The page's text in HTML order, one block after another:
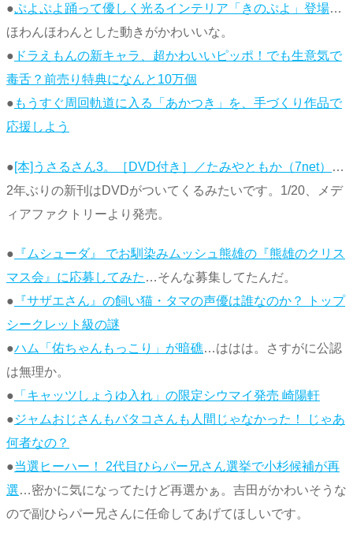
●ぷよぷよ踊って優しく光るインテリア「きのぷよ」登場…
ほわんほわんとした動きがかわいいな。
● ドラえもんの新キャラ、超かわいいピッポ！でも生意気で
毒舌？前売り特典になんと10万個
● もうすぐ周回軌道に入る「あかつき」を、手づくり作品で
応援しよう
●[本]うさるさん3。［DVD付き］／たみやともか（7net）
…
2年ぶりの新刊はDVDがついてくるみたいです。1/20、メデ
ィアファクトリーより発売。
● 『ムシューダ』 でお馴染みムッシュ熊雄の『熊雄のクリス
マス会』に応募してみた …そんな募集してたんだ。
● 『サザエさん』の飼い猫・タマの声優は誰なのか？ トップ
シークレット級の謎
●ハム「佑ちゃんもっこり」が暗礁…ははは。さすがに公認
は無理か。
● 「キャッツしょうゆ入れ」の限定シウマイ発売 崎陽軒
●ジャムおじさんもバタコさんも人間じゃなかった！ じゃあ
何者なの？
●当選ヒーハー！ 2代目ひらパー兄さん選挙で小杉候補が再
選…密かに気になってたけど再選かぁ。吉田がかわいそうな
ので副ひらパー兄さんに任命してあげてほしいです。